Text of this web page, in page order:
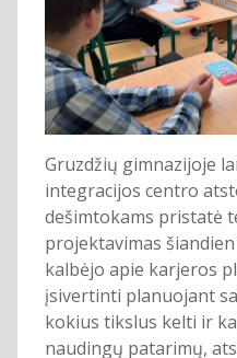
Gruzdžių gimnazijoje
integracijos centro
dešimtokams pristatė
projektavimas
kalbėjo apie karjeros
įsivertinti planuojant
kokius tikslus kelti ir
naudingų patarimų,